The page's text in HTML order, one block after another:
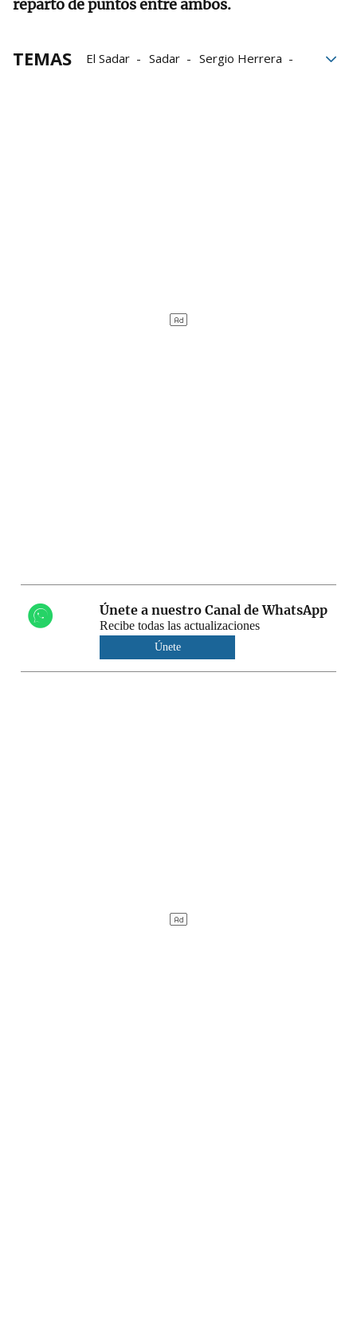
reparto de puntos entre ambos.
TEMAS El Sadar Sadar
Sergio Herrera
Únete a nuestro Canal de WhatsApp
Recibe todas las actualizaciones
Únete